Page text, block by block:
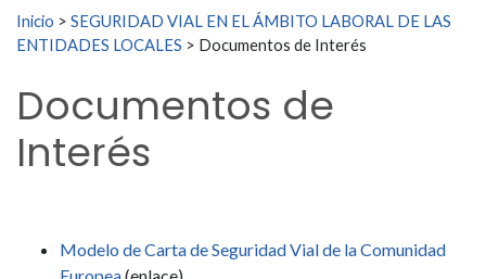
Buscar:
Inicio > SEGURIDAD VIAL EN EL ÁMBITO LABORAL DE LAS
ENTIDADES LOCALES > Documentos de Interés
Documentos de
Interés
Modelo de Carta de Seguridad Vial de la Comunidad
Europea(enlace)